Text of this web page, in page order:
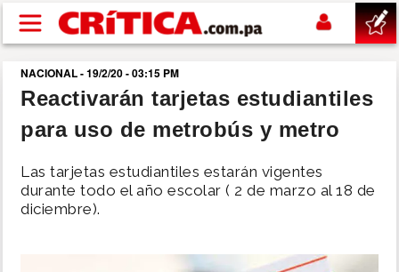
Pasar al contenido principal
buscar
SUCESOS
NACIONAL
NACIONAL - 19/2/20 - 03:15 PM
Reactivarán tarjetas estudiantiles
para uso de metrobús y metro
Las tarjetas estudiantiles estarán vigentes
durante todo el año escolar ( 2 de marzo al 18 de
diciembre).